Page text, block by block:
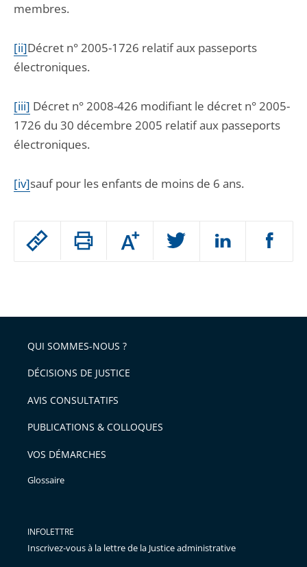
Passer
arriver
après
Augmenter
ou
l'article
pour
avant
membres.
[ii]Décret n° 2005-1726 relatif aux passeports
électroniques.
[iii] Décret n° 2008-426 modifiant le décret n° 2005-
1726 du 30 décembre 2005 relatif aux passeports
électroniques.
[iv]sauf pour les enfants de moins de 6 ans.
QUI SOMMES-NOUS ?
DÉCISIONS DE JUSTICE
AVIS CONSULTATIFS
PUBLICATIONS & COLLOQUES
VOS DÉMARCHES
Glossaire
INFOLETTRE
Inscrivez-vous à la lettre de la Justice administrative